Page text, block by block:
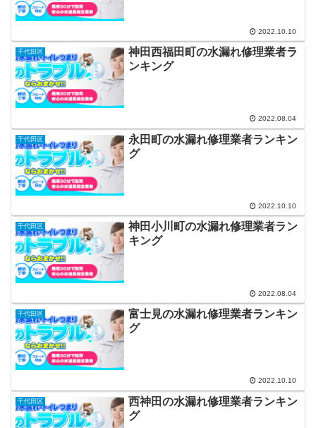
2022.10.10
千代田区
神田西福田町の水漏れ修理業者ラ
ンキング
2022.08.04
千代田区
永田町の水漏れ修理業者ランキン
グ
2022.10.10
千代田区
神田小川町の水漏れ修理業者ラン
キング
2022.08.04
千代田区
富士見の水漏れ修理業者ランキン
グ
2022.10.10
千代田区
西神田の水漏れ修理業者ランキン
グ